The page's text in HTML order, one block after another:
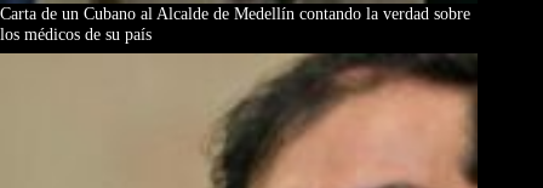
Carta de un Cubano al Alcalde de Medellín contando la verdad sobre
los médicos de su país